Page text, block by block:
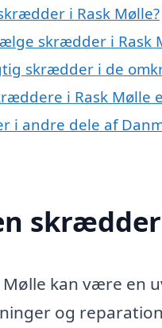
i Rask Mølle?
skrædder i Rask
skrædder i de
i Rask Mølle
i andre dele af
Mølle kan være en
og